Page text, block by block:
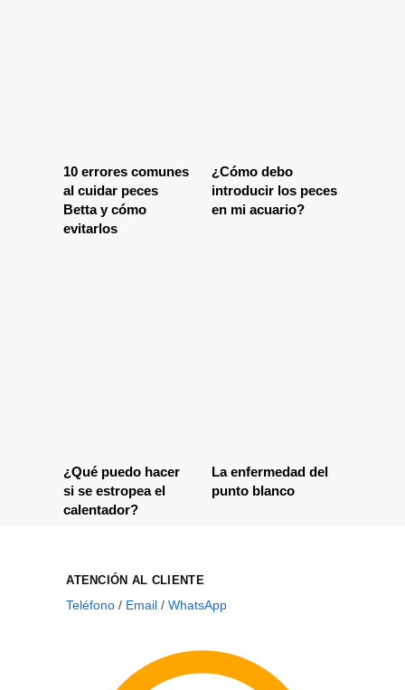
10 errores comunes
al cuidar peces
Betta y cómo
evitarlos
¿Cómo debo
introducir los peces
en mi acuario?
¿Qué puedo hacer
si se estropea el
calentador?
La enfermedad del
punto blanco
ATENCIÓN AL CLIENTE
Teléfono / Email /WhatsApp